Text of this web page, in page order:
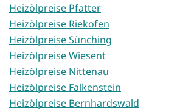
Heizölpreise Pfatter
Heizölpreise Riekofen
Heizölpreise Sünching
Heizölpreise Wiesent
Heizölpreise Nittenau
Heizölpreise Falkenstein
Heizölpreise Bernhardswald